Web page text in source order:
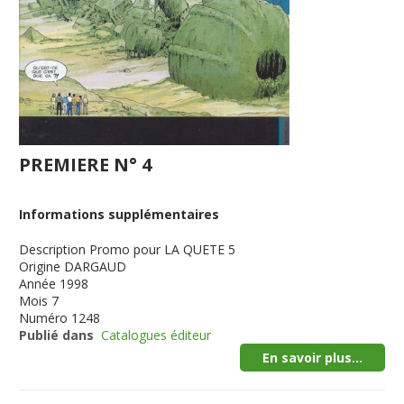
PREMIERE N° 4
Informations supplémentaires
Description Promo pour LA QUETE 5
Origine DARGAUD
Année 1998
Mois 7
Numéro 1248
Publié dans Catalogues éditeur
En savoir plus...